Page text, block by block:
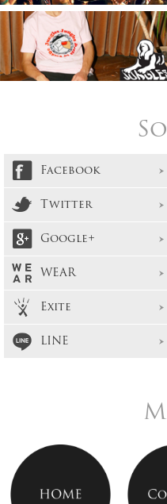
Facebook
Twitter
Google+
WEAR
Exite
LINE